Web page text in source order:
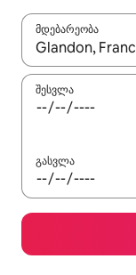
მდებარეობა
როცა შედეგები
შესვლა
გასვლა